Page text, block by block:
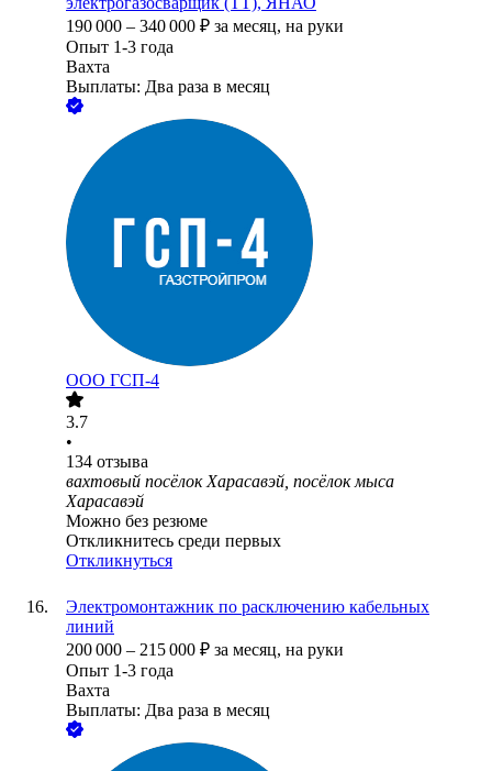
190 000 – 340 000 ₽ за месяц, на руки
Опыт 1-3 года
Вахта
Выплаты: Два раза в месяц
ООО ГСП-4
3.7
•
134 отзыва
вахтовый посёлок Харасавэй, посёлок мыса
Харасавэй
Можно без резюме
Откликнитесь среди первых
Откликнуться
Электромонтажник по расключению кабельных
линий
200 000 – 215 000 ₽ за месяц, на руки
Опыт 1-3 года
Вахта
Выплаты: Два раза в месяц